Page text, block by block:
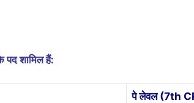
पद शामिल हैं:
पे लेवल (7th